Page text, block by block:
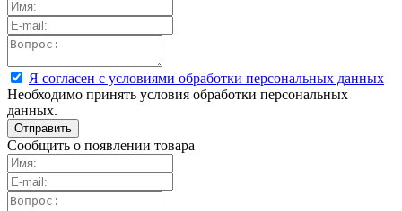
Я согласен с условиями обработки персональных данных
Необходимо принять условия обработки персональных
данных.
Сообщить о появлении товара